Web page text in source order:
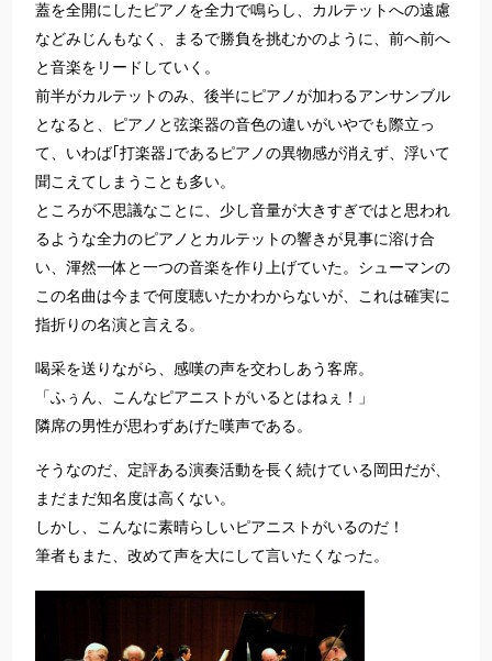
蓋を全開にしたピアノを全力で鳴らし、カルテットへの遠慮
などみじんもなく、まるで勝負を挑むかのように、前へ前へ
と音楽をリードしていく。
前半がカルテットのみ、後半にピアノが加わるアンサンブル
となると、ピアノと弦楽器の音色の違いがいやでも際立っ
て、いわば｢打楽器｣であるピアノの異物感が消えず、浮いて
聞こえてしまうことも多い。
ところが不思議なことに、少し音量が大きすぎではと思われ
るような全力のピアノとカルテットの響きが見事に溶け合
い、渾然一体と一つの音楽を作り上げていた。シューマンの
この名曲は今まで何度聴いたかわからないが、これは確実に
指折りの名演と言える。
喝采を送りながら、感嘆の声を交わしあう客席。
「ふぅん、こんなピアニストがいるとはねぇ！」
隣席の男性が思わずあげた嘆声である。
そうなのだ、定評ある演奏活動を長く続けている岡田だが、
まだまだ知名度は高くない。
しかし、こんなに素晴らしいピアニストがいるのだ！
筆者もまた、改めて声を大にして言いたくなった。